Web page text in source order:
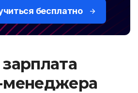
бесплатно
менеджера